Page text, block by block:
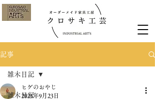
記事
雑木日記
雑木日記
ヒゲのおやじ
2025年9月23日